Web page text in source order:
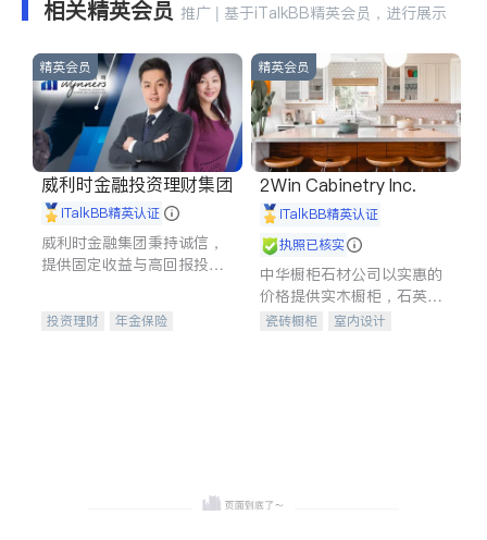
相关精英会员 推广 | 基于iTalkBB精英会员，进行展示
精英会员
威利时金融投资理财集团
iTalkBB精英认证
威利时金融集团秉持诚信，
提供固定收益与高回报投资
合，助力客户实现目标
投资理财
年金保险
精英会员
2Win Cabinetry Inc.
iTalkBB精英认证
执照已核实
中华橱柜石材公司以实惠的
价格提供实木橱柜，石英石
台面，多种优质不锈钢水
瓷砖橱柜
室内设计